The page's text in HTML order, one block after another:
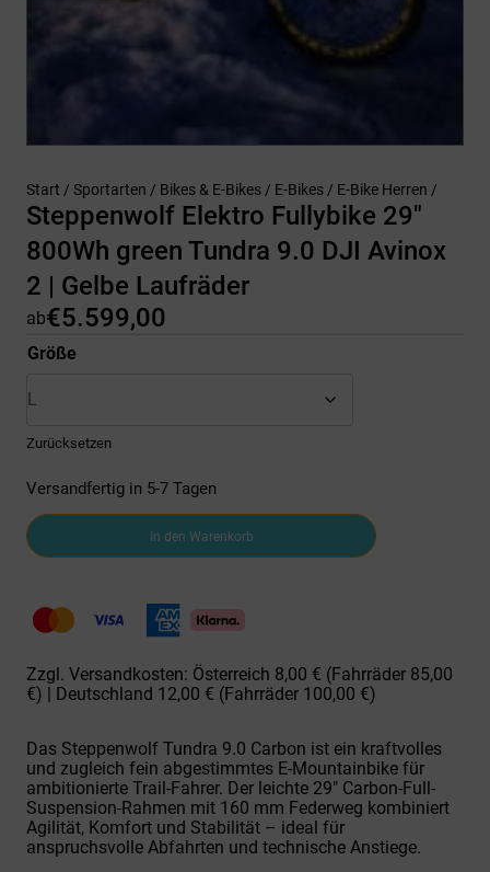
Start / Sportarten / Bikes & E-Bikes / E-Bikes / E-Bike Herren /
Steppenwolf Elektro Fullybike 29″
800Wh green Tundra 9.0 DJI Avinox
2 | Gelbe Laufräder
ab€5.599,00
Größe
Zurücksetzen
Versandfertig in 5-7 Tagen
Steppenwolf
Elektro
Fullybike
green
Tundra
DJI
Avinox
|
Gelbe
Laufräder
Menge
In den Warenkorb
Zzgl. Versandkosten: Österreich 8,00 € (Fahrräder 85,00
€) | Deutschland 12,00 € (Fahrräder 100,00 €)
Das Steppenwolf Tundra 9.0 Carbon ist ein kraftvolles
und zugleich fein abgestimmtes E-Mountainbike für
ambitionierte Trail-Fahrer. Der leichte 29" Carbon-Full-
Suspension-Rahmen mit 160 mm Federweg kombiniert
Agilität, Komfort und Stabilität – ideal für
anspruchsvolle Abfahrten und technische Anstiege.